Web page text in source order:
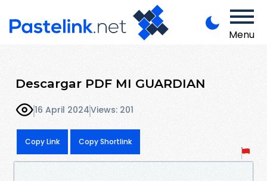
Menu
Descargar PDF MI GUARDIAN
16 April 2024Views: 201
Copy Link Copy Shortlink